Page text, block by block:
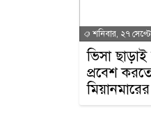
শনিবার, ২৭
ভিসা
প্রবেশ